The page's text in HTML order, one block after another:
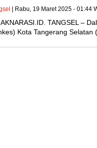
| Rabu, 19 Maret 2025 - 01:44
TANGSEL –
Kota Tangerang